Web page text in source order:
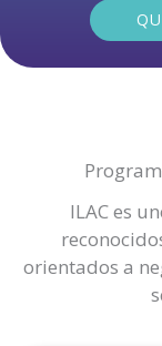
ILAC es
orientados a